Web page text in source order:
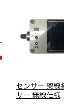
センサー 架線
サー 無線仕様